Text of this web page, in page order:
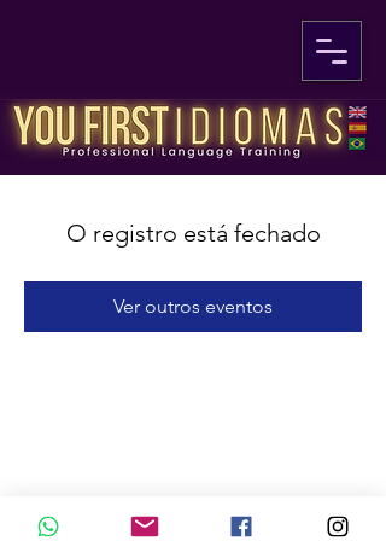
O registro está fechado
Ver outros eventos